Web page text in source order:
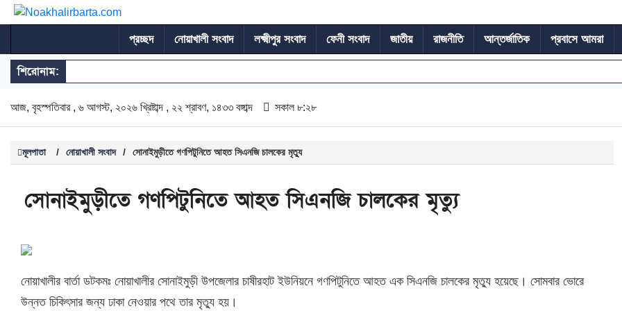
প্রচ্ছদ নোয়াখালী সংবাদ লক্ষ্মীপুর সংবাদ ফেনী সংবাদ জাতীয় রাজনীতি আন্তর্জাতিক প্রবাসে আমরা
শিরোনাম:
আজ, বৃহস্পতিবার , ৬ আগস্ট, ২০২৬ খ্রিষ্টাব্দ , ২২ শ্রাবণ, ১৪৩৩ বঙ্গাব্দ সকাল ৮:২৮
মূলপাতা / নোয়াখালী সংবাদ / সোনাইমুড়ীতে গণপিটুনিতে আহত সিএনজি চালকের মৃত্যু
সোনাইমুড়ীতে গণপিটুনিতে আহত সিএনজি চালকের মৃত্যু
নোয়াখালীর বার্তা ডটকমঃ নোয়াখালীর সোনাইমুড়ী উপজেলার চাষীরহাট ইউনিয়নে গণপিটুনিতে আহত এক সিএনজি চালকের মৃত্যু হয়েছে। সোমবার ভোরে
উন্নত চিকিৎসার জন্য ঢাকা নেওয়ার পথে তার মৃত্যু হয়।